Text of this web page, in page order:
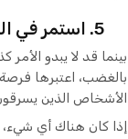
5. استمر في التفوق
بينما قد لا يبدو
بالغضب، اعتبرها
الأشخاص الذين يسرقون
إذا كان هناك أي شيء،